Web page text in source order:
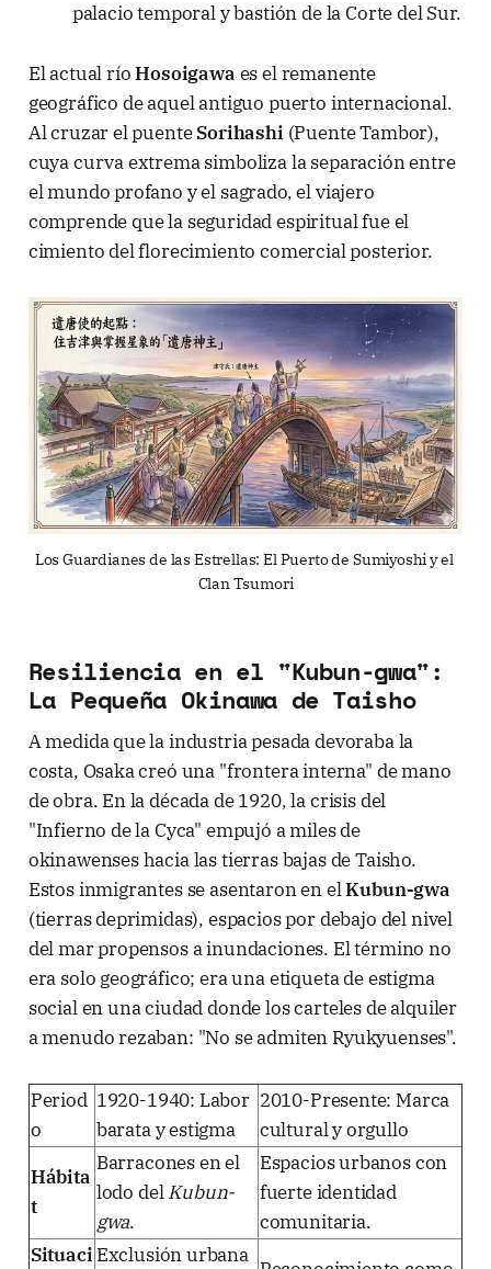
palacio temporal y bastión de la Corte del Sur.
El actual ríoHosoigawa es el remanente
geográfico de aquel antiguo puerto internacional.
Al cruzar el puenteSorihashi (Puente Tambor),
cuya curva extrema simboliza la separación entre
el mundo profano y el sagrado, el viajero
comprende que la seguridad espiritual fue el
cimiento del florecimiento comercial posterior.
Los Guardianes de las Estrellas: El Puerto de Sumiyoshi y el
Clan Tsumori
Resiliencia en el "Kubun-gwa":
La Pequeña Okinawa de Taisho
A medida que la industria pesada devoraba la
costa, Osaka creó una "frontera interna" de mano
de obra. En la década de 1920, la crisis del
"Infierno de la Cyca" empujó a miles de
okinawenses hacia las tierras bajas de Taisho.
Estos inmigrantes se asentaron en elKubun-gwa
(tierras deprimidas), espacios por debajo del nivel
del mar propensos a inundaciones. El término no
era solo geográfico; era una etiqueta de estigma
social en una ciudad donde los carteles de alquiler
a menudo rezaban: "No se admiten Ryukyuenses".
Period
o
1920-1940: Labor
barata y estigma
2010-Presente: Marca
cultural y orgullo
Hábita
t
Barracones en el
lodo delKubun-
gwa.
Espacios urbanos con
fuerte identidad
comunitaria.
Situaci Exclusión urbana